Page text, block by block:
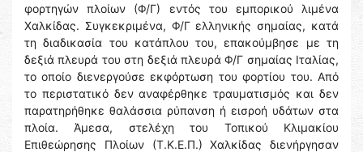
φορτηγών πλοίων (Φ/Γ) εντός του εμπορικού λιμένα
Χαλκίδας. Συγκεκριμένα, Φ/Γ ελληνικής σημαίας, κατά
τη διαδικασία του κατάπλου του, επακούμβησε με τη
δεξιά πλευρά του στη δεξιά πλευρά Φ/Γ σημαίας Ιταλίας,
το οποίο διενεργούσε εκφόρτωση του φορτίου του. Από
το περιστατικό δεν αναφέρθηκε τραυματισμός και δεν
παρατηρήθηκε θαλάσσια ρύπανση ή εισροή υδάτων στα
πλοία. Άμεσα, στελέχη του Τοπικού Κλιμακίου
Επιθεώρησης Πλοίων (Τ.Κ.Ε.Π.) Χαλκίδας διενήργησαν